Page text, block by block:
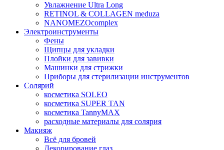
Увлажнение Ultra Long
RETINOL & COLLAGEN meduza
NANOMEZOcomplex
Электроинструменты
Фены
Щипцы для укладки
Плойки для завивки
Машинки для стрижки
Приборы для стерилизации инструментов
Солярий
косметика SOLEO
косметика SUPER TAN
косметика TannyMAX
расходные материалы для солярия
Макияж
Всё для бровей